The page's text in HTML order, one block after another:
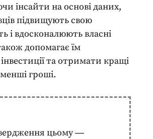
інсайти на основі даних,
підвищують свою
і вдосконалюють власні
допомагає їм
та отримати кращі
гроші.
цьому ―